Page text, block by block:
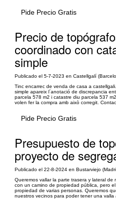
Pide Precio Gratis
Precio de
coordinado con
simple
Publicado el 5-7-2023 en Castellgalí
Tinc encarrec de venda de casa a
simple apareix l´anotació de discrepancia
parcela 578 m2 i catastre diu parcela 537
volen fer la compra amb això corregit.
Pide Precio Gratis
Presupuesto de
proyecto de
Publicado el 22-8-2024 en Bustarviejo
Queremos vallar la parte trasera y lateral
con un camino de propiedad pública, pero
propiedad de varias personas. Queremos
nuestros vecinos para poder tener una valla